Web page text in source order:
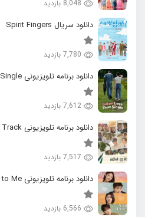
8,048 بازدید
دانلود سریال Spirit Fingers
7,780 بازدید
دانلود برنامه تلویزیونی Better Late than Single
7,612 بازدید
دانلود برنامه تلویزیونی Love: Track
7,517 بازدید
دانلود برنامه تلویزیونی Noona, You Are a Woman to Me
6,566 بازدید